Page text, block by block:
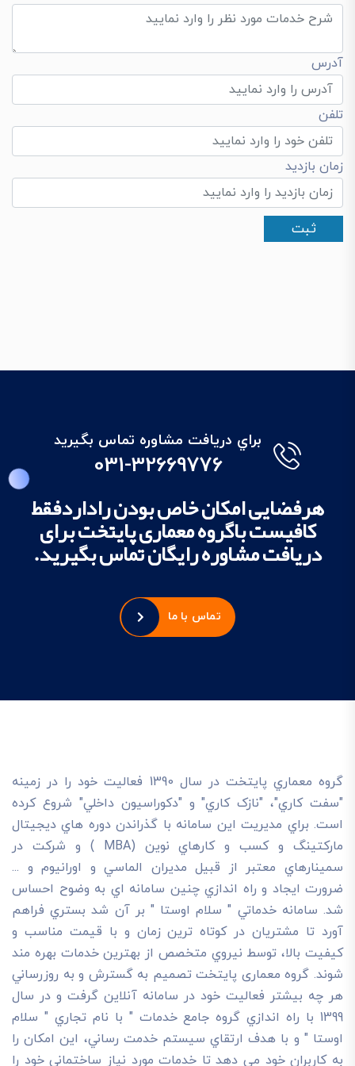
آدرس
تلفن
زمان بازدید
براي دريافت مشاوره تماس بگيريد
031-32669776
هرفضایی امکان خاص بودن راداردفقط
کافیست باگروه معماری پایتخت برای
دریافت مشاوره رایگان تماس بگیرید.
تماس با ما
گروه معماري پايتخت در سال 1390 فعاليت خود را در زمينه
"سفت کاري"، "نازک کاري" و "دکوراسيون داخلي" شروع کرده
است. براي مديريت اين سامانه با گذراندن دوره هاي ديجيتال
مارکتينگ و کسب و کارهاي نوين (MBA ) و شرکت در
سمينارهاي معتبر از قبيل مديران الماسي و اورانيوم و ...
ضرورت ايجاد و راه اندازي چنين سامانه اي به وضوح احساس
شد. سامانه خدماتي " سلام اوستا " بر آن شد بستري فراهم
آورد تا مشتريان در کوتاه ترين زمان و با قيمت مناسب و
کيفيت بالا، توسط نيروي متخصص از بهترين خدمات بهره مند
شوند. گروه معماری پایتخت تصميم به گسترش و به روزرساني
هر چه بيشتر فعاليت خود در سامانه آنلاين گرفت و در سال
1399 با راه اندازي گروه جامع خدمات " با نام تجاري " سلام
اوستا " و با هدف ارتقاي سيستم خدمت رساني، اين امکان را
به کاربران خود مي دهد تا خدمات مورد نياز ساختماني خود را